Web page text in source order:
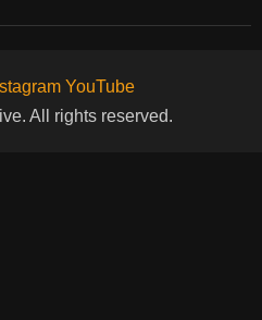
YouTube
All rights reserved.